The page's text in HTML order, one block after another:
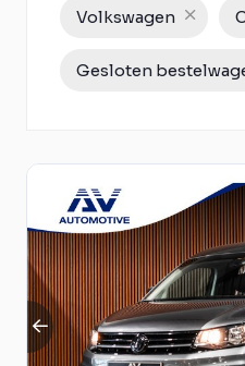
Volkswagen
Gesloten